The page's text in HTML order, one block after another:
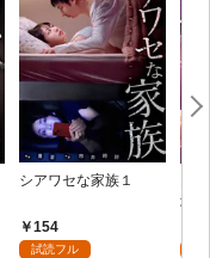
シアワセな家族１
154
試読フル
地